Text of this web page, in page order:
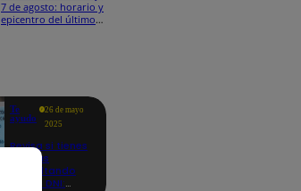
7 de agosto: horario y
epicentro del último
Te
ayudo
26 de mayo
2025
Revisa si tienes
deudas
consultando
con tu DNI: